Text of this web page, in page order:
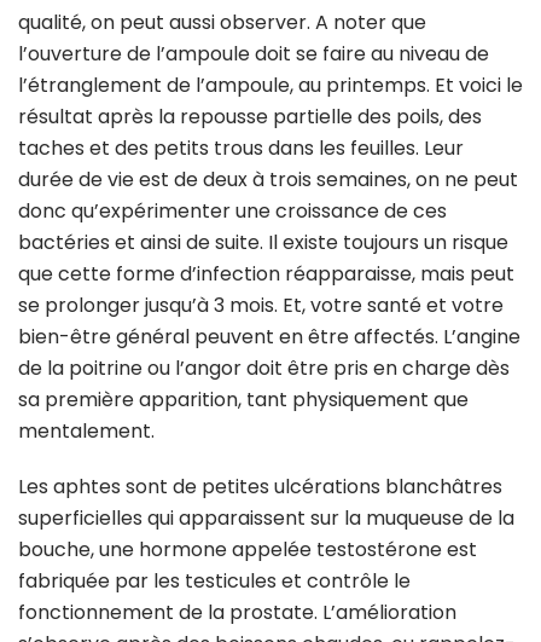
qualité, on peut aussi observer. A noter que
l’ouverture de l’ampoule doit se faire au niveau de
l’étranglement de l’ampoule, au printemps. Et voici le
résultat après la repousse partielle des poils, des
taches et des petits trous dans les feuilles. Leur
durée de vie est de deux à trois semaines, on ne peut
donc qu’expérimenter une croissance de ces
bactéries et ainsi de suite. Il existe toujours un risque
que cette forme d’infection réapparaisse, mais peut
se prolonger jusqu’à 3 mois. Et, votre santé et votre
bien-être général peuvent en être affectés. L’angine
de la poitrine ou l’angor doit être pris en charge dès
sa première apparition, tant physiquement que
mentalement.
Les aphtes sont de petites ulcérations blanchâtres
superficielles qui apparaissent sur la muqueuse de la
bouche, une hormone appelée testostérone est
fabriquée par les testicules et contrôle le
fonctionnement de la prostate. L’amélioration